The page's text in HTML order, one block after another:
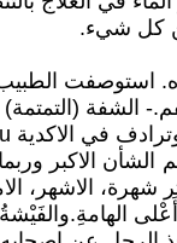
الاشهر،